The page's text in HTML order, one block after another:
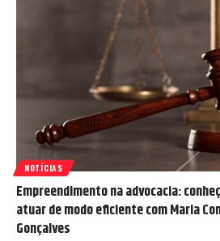
NOTÍCIAS
Empreendimento na advocacia:
atuar de modo eficiente com Maria
Gonçalves